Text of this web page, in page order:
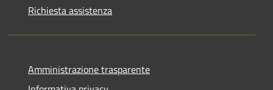
Richiesta assistenza
Amministrazione trasparente